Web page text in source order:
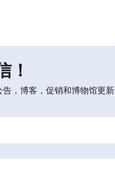
！
，博客，促销和博物馆更